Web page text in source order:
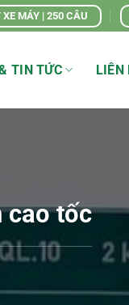
XE MÁY | 250 CÂU
TIN TỨC LIÊN
cao tốc